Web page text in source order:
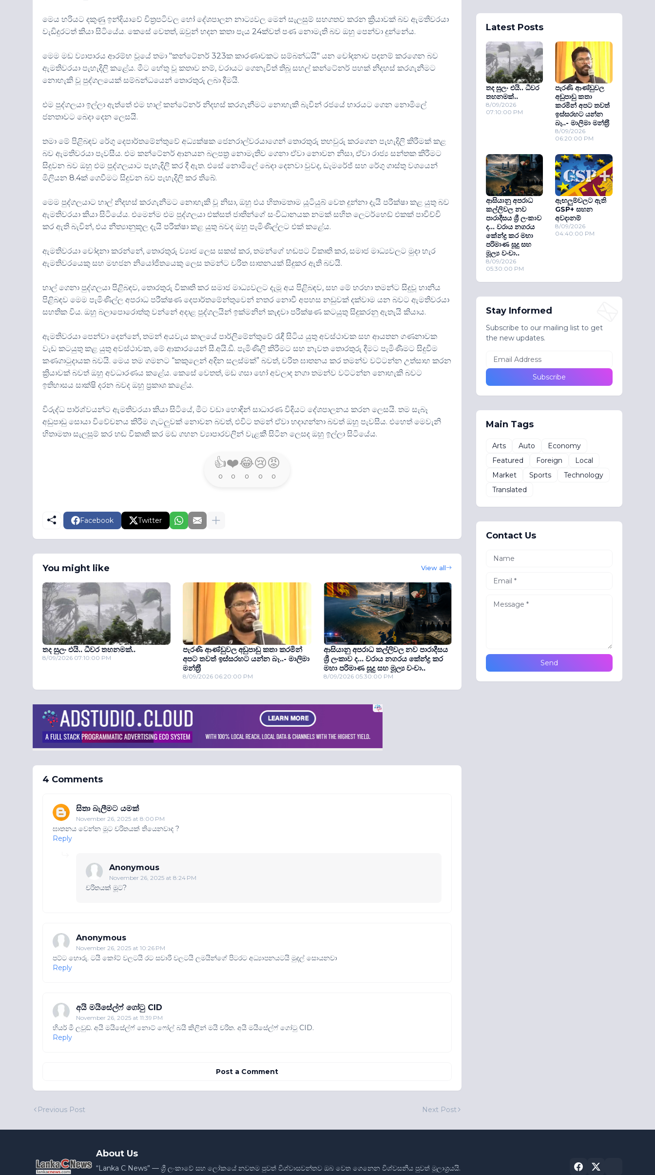
මෙය හරියට දකුණු ඉන්දියාවේ චිත්‍රපටිවල හෝ දේශපාලන නාට්‍යවල මෙන් සැලසුම් සහගතව කරන ක්‍රියාවක් බව ඇමතිවරයා
වැඩිදුරටත් කියා සිටියේය. කෙසේ වෙතත්, ඔවුන් හදන කතා පැය 24ක්වත් පණ නොමැති බව ඔහු පෙන්වා දුන්නේය.
මෙම මඩ ව්‍යාපාරය ආරම්භ වූයේ තමා "කන්ටේනර් 323ක කාරණාවකට සම්බන්ධයි" යන චෝදනාව පදනම් කරගෙන බව
ඇමතිවරයා පැහැදිලි කළේය. මීට හේතු වූ කතාව නම්, වරායට ගෙනැවිත් තිබූ සහල් කන්ටේනර් පහක් නිදහස් කරගැනීමට
නොහැකි වූ පුද්ගලයෙක් සම්බන්ධයෙන් තොරතුරු ලබා දීමයි.
එම පුද්ගලයා ඉල්ලා ඇත්තේ එම හාල් කන්ටේනර් නිදහස් කරගැනීමට නොහැකි බැවින් රජයේ භාරයට ගෙන නොමිලේ
ජනතාවට බෙදා දෙන ලෙසයි.
තමා මේ පිළිබඳව රේගු දෙපාර්තමේන්තුවේ අධ්‍යක්ෂක ජෙනරාල්වරයාගෙන් තොරතුරු තහවුරු කරගෙන පැහැදිලි කිරීමක් කළ
බව ඇමතිවරයා පැවසීය. එම කන්ටේනර් ආනයන බලපත්‍ර නොමැතිව ගෙනා ඒවා නොවන නිසා, ඒවා රාජ්‍ය සන්තක කිරීමට
සිදුවන බව ඔහු එම පුද්ගලයාට පැහැදිලි කර දී ඇත. එසේ නොමිලේ බෙදා දෙනවා වුවද, ඩැමරේජ් සහ රේගු ගාස්තු වශයෙන්
මිලියන 8.4ක් ගෙවීමට සිදුවන බව පැහැදිලි කර තිබේ.
මෙම පුද්ගලයාට හාල් නිදහස් කරගැනීමට නොහැකි වූ නිසා, ඔහු එය හිතාමතාම යූටියුබ් වෙත දුන්නා දැයි පරීක්ෂා කළ යුතු බව
ඇමතිවරයා කියා සිටියේය. එමෙන්ම එම පුද්ගලයා එක්සත් ජාතින්ගේ සංවිධානයක නමක් සහිත ලෙටර්හෙඩ් එකක් පාවිච්චි
කර ඇති බැවින්, එය නීත්‍යානුකූල දැයි පරීක්ෂා කළ යුතු බවද ඔහු පැමිණිල්ලට එක් කළේය.
ඇමතිවරයා චෝදනා කරන්නේ, තොරතුරු ව්‍යාජ ලෙස සකස් කර, තමන්ගේ හඬපට විකෘති කර, සමාජ මාධ්‍යවලට මුදා හැර
ඇමතිවරයෙකු සහ මහජන නියෝජිතයෙකු ලෙස තමන්ට චරිත ඝාතනයක් සිදුකර ඇති බවයි.
හාල් ගෙනා පුද්ගලයා පිළිබඳව, තොරතුරු විකෘති කර සමාජ මාධ්‍යවලට දැමූ අය පිළිබඳව, සහ මේ හරහා තමන්ට සිදුවූ හානිය
පිළිබඳව මෙම පැමිණිල්ල අපරාධ පරීක්ෂණ දෙපාර්තමේන්තුවෙන් නතර නොවී අපහස නඩුවක් දක්වාම යන බවට ඇමතිවරයා
සහතික විය. ඔහු බලාපොරොත්තු වන්නේ අදාළ පුද්ගලයින් ඉක්මනින් කැඳවා පරීක්ෂණ කටයුතු සිදුකරනු ඇතැයි කියාය.
ඇමතිවරයා පෙන්වා දෙන්නේ, තමන් අයවැය කාලයේ පාර්ලිමේන්තුවේ රැඳී සිටිය යුතු අවස්ථාවක සහ ආයතන ගණනාවක
වැඩ කටයුතු කළ යුතු අවස්ථාවක, මේ ආකාරයෙන් සී.අයි.ඩී. පැමිණිලි කිරීමට සහ නැවත තොරතුරු දීමට පැමිණීමට සිදුවීම
කණගාටුදායක බවයි. මෙය තම ගමනට “කකුලෙන් අදින සලස්මක්” බවත්, චරිත ඝාතනය කර තමන්ව වට්ටන්න උත්සාහ කරන
ක්‍රියාවක් බවත් ඔහු අවධාරණය කළේය. කෙසේ වෙතත්, මඩ ගසා හෝ අවලාද නගා තමන්ව වට්ටන්න නොහැකි බවට
ඉතිහාසය සාක්ෂි දරන බවද ඔහු ප්‍රකාශ කළේය.
විරුද්ධ පාර්ශ්වයන්ට ඇමතිවරයා කියා සිටියේ, මීට වඩා හොඳින් සාධාරණ විදියට දේශපාලනය කරන ලෙසයි. තම සැබෑ
අඩුපාඩු සොයා විවේචනය කිරීම ගැටලුවක් නොවන බවත්, එවිට තමන් ඒවා හදාගන්නා බවත් ඔහු පැවසීය. එහෙත් මෙවැනි
හිතාමතා සැලසුම් කර හඬ විකෘති කර මඩ ගහන ව්‍යාපාරවලින් වැළකී සිටින ලෙසද ඔහු ඉල්ලා සිටියේය.
👍
0
❤️
0
😂
0
😢
0
😡
0
Facebook Twitter
You might like View all
තද සුලං එයි.. ධීවර තහනමක්..
8/09/2026 07:10:00 PM
පැරණි ආණ්ඩුවල අඩුපාඩු කතා කරමින්
අපට තවත් ඉස්සරහට යන්න බෑ..- මාලිමා
මන්ත‍්‍රී
8/09/2026 06:20:00 PM
ආසියානු අපරාධ කල්ලිවල නව පාරාදීසය
ශ්‍රී ලංකාව ද... වරාය නගරය කේන්ද්‍ර කර
මහා පරිමාණ සූදු සහ මූල්‍ය වංචා..
8/09/2026 05:30:00 PM
4 Comments
සිතා බැලීමට යමක්
November 26, 2025 at 8:00 PM
ඝාතනය වෙන්න මූට චරිතයක් තියෙනවාද ?
Reply
Anonymous
November 26, 2025 at 8:24 PM
චරිතයක් මූට?
Anonymous
November 26, 2025 at 10:26 PM
පට්ට හොරු. ටයි කෝට් වලටයි රට සවාරි වලටයි ලමයින්ගේ පිටරට අධ්‍යාපනයටයි මුදල් සොයනවා
Reply
අයි මයිසේල්ෆ් ගෝටු CID
November 26, 2025 at 11:39 PM
හියර් මී ලවුඩ්. අයි මයිසේල්ෆ් නොට් ෆෝල් බයි කිලින් මයි චරිත. අයි මයිසේල්ෆ් ගෝටු CID.
Reply
Post a Comment
Previous Post Next Post
Latest Posts
තද සුලං එයි.. ධීවර
තහනමක්..
8/09/2026
07:10:00 PM
පැරණි ආණ්ඩුවල
අඩුපාඩු කතා
කරමින් අපට තවත්
ඉස්සරහට යන්න
බෑ..- මාලිමා මන්ත‍්‍රී
8/09/2026
06:20:00 PM
ආසියානු අපරාධ
කල්ලිවල නව
පාරාදීසය ශ්‍රී ලංකාව
ද... වරාය නගරය
කේන්ද්‍ර කර මහා
පරිමාණ සූදු සහ
මූල්‍ය වංචා..
8/09/2026
05:30:00 PM
ඇඟලුම්වලට ඇති
GSP+ සහන
අවදානම්
8/09/2026
04:40:00 PM
Stay Informed
Subscribe to our mailing list to get
the new updates.
Main Tags
Arts Auto
Economy
Featured
Foreign
Local
Market
Sports
Technology
Translated
Contact Us
About Us
“Lanka C News” — ශ්‍රී ලංකාවේ සහ ලෝකයේ නවතම පුවත් විශ්වාසවන්තව ඔබ වෙත ගෙනෙන විශ්වසනීය පුවත් මූලාශ්‍රයයි.